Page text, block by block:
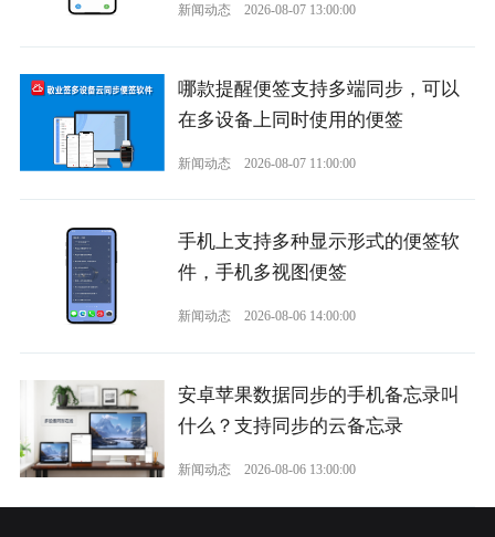
新闻动态 2026-08-07 13:00:00
哪款提醒便签支持多端同步，可以
在多设备上同时使用的便签
新闻动态 2026-08-07 11:00:00
手机上支持多种显示形式的便签软
件，手机多视图便签
新闻动态 2026-08-06 14:00:00
安卓苹果数据同步的手机备忘录叫
什么？支持同步的云备忘录
新闻动态 2026-08-06 13:00:00